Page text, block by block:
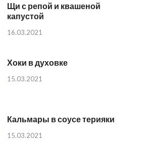
Щи с репой и квашеной
капустой
16.03.2021
Хоки в духовке
15.03.2021
Кальмары в соусе терияки
15.03.2021